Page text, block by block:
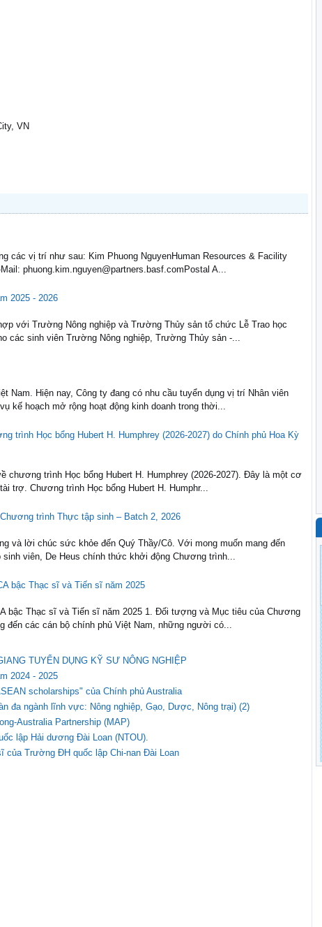
VN
các vị trí như sau: Kim Phuong NguyenHuman Resources & Facility
phuong.kim.nguyen@partners.basf.comPostal A...
2025 - 2026
với Trường Nông nghiệp và Trường Thủy sản tổ chức Lễ Trao học
các sinh viên Trường Nông nghiệp, Trường Thủy sản -...
Nam. Hiện nay, Công ty đang có nhu cầu tuyển dụng vị trí Nhân viên
kế hoạch mở rộng hoạt động kinh doanh trong thời...
trình Học bổng Hubert H. Humphrey (2026-2027) do Chính phủ Hoa Kỳ
chương trình Học bổng Hubert H. Humphrey (2026-2027). Đây là một cơ
trợ. Chương trình Học bổng Hubert H. Humphr...
trình Thực tập sinh – Batch 2, 2026
và lời chúc sức khỏe đến Quý Thầy/Cô. Với mong muốn mang đến
viên, De Heus chính thức khởi động Chương trình...
bậc Thạc sĩ và Tiến sĩ năm 2025
bậc Thạc sĩ và Tiến sĩ năm 2025 1. Đối tượng và Mục tiêu của Chương
đến các cán bộ chính phủ Việt Nam, những người có...
TUYỂN DỤNG KỸ SƯ NÔNG NGHIỆP
2024 - 2025
scholarships" của Chính phủ Australia
đa ngành lĩnh vực: Nông nghiệp, Gạo, Dược, Nông trại) (2)
Australia Partnership (MAP)
lập Hải dương Đài Loan (NTOU).
của Trường ĐH quốc lập Chi-nan Đài Loan